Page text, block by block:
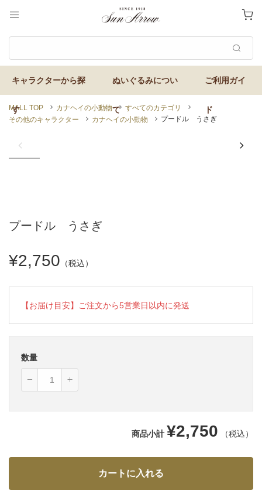
MALL TOP カナヘイの小動物
すべてのカテゴリ
その他のキャラクター
カナヘイの小動物 プードル うさぎ
プードル うさぎ
¥2,750 （税込）
【お届け目安】ご注文から5営業日以内に発送
数量
商品小計 ¥2,750 （税込）
カートに入れる